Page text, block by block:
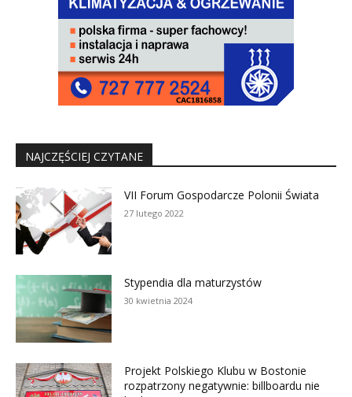
NAJCZĘŚCIEJ CZYTANE
VII Forum Gospodarcze Polonii Świata
27 lutego 2022
Stypendia dla maturzystów
30 kwietnia 2024
Projekt Polskiego Klubu w Bostonie
rozpatrzony negatywnie: billboardu nie